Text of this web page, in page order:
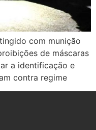
com munição
de máscaras
a identificação e
contra regime